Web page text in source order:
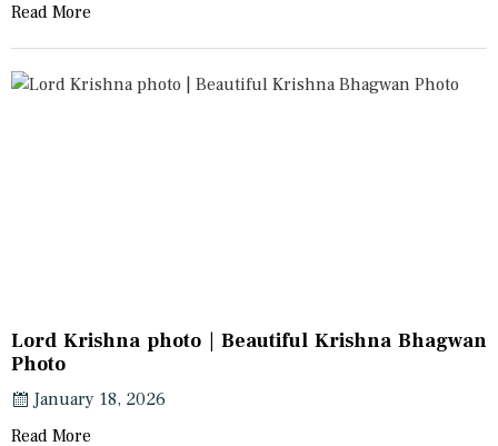
Read More
Lord Krishna photo | Beautiful Krishna Bhagwan
Photo
January 18, 2026
Read More